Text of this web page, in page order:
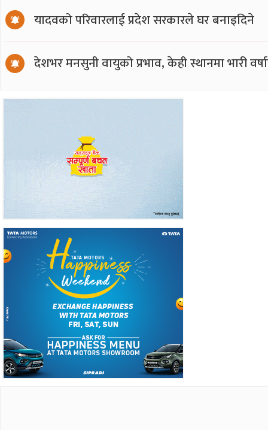
यादवको परिवारलाई प्रदेश सरकारले घर बनाइदिने
देशभर मनसुनी वायुको प्रभाव, केही स्थानमा भारी